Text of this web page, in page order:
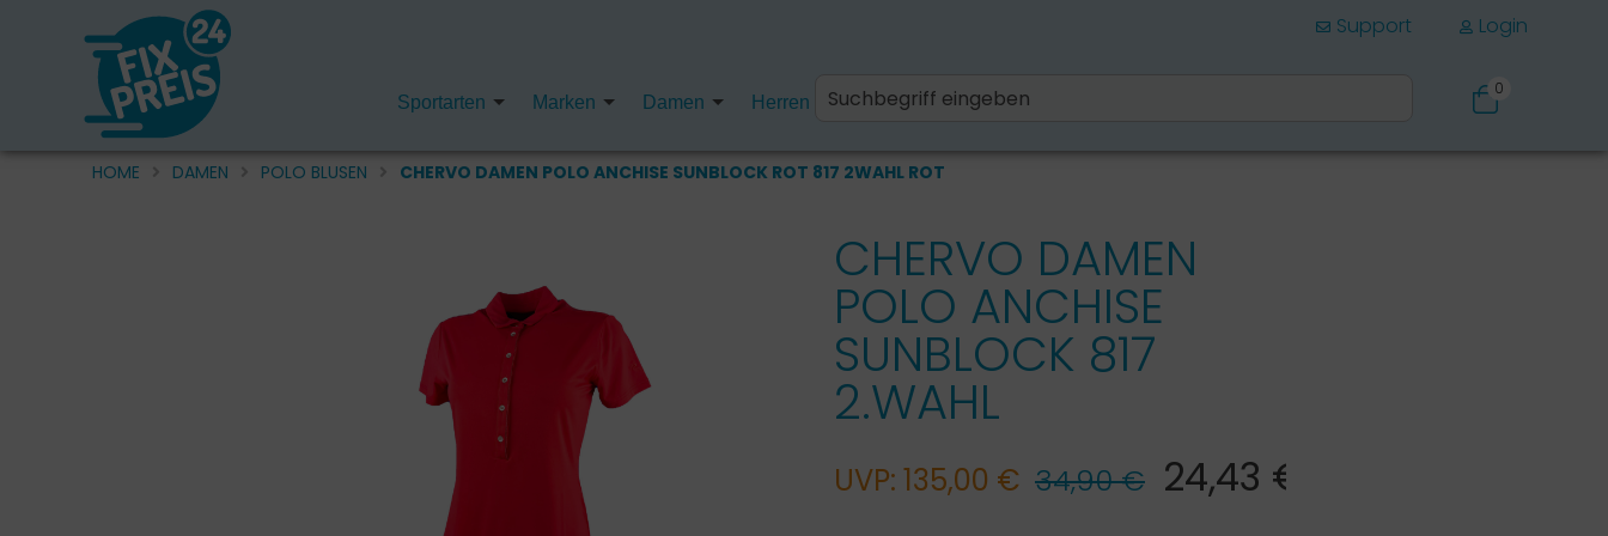
Login
Support
Sportarten Marken Damen Herren Kinder Fanartikel
0
HOME DAMEN POLO BLUSEN CHERVO DAMEN POLO ANCHISE SUNBLOCK ROT 817 2WAHL ROT
CHERVO DAMEN
POLO ANCHISE
SUNBLOCK 817
2.WAHL
UVP: 135,00 € 34,90 € 24,43 €*